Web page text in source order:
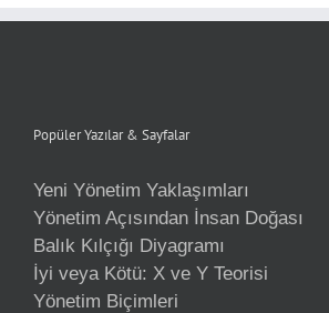
Popüler Yazılar & Sayfalar
Yeni Yönetim Yaklaşımları
Yönetim Açısından İnsan Doğası
Balık Kılçığı Diyagramı
İyi veya Kötü: X ve Y Teorisi
Yönetim Biçimleri